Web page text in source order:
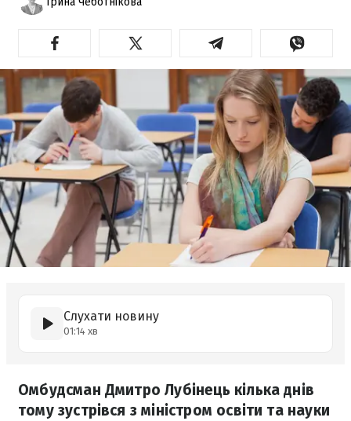
Слухати новину
01:14 хв
Омбудсман Дмитро Лубінець кілька днів
тому зустрівся з міністром освіти та науки